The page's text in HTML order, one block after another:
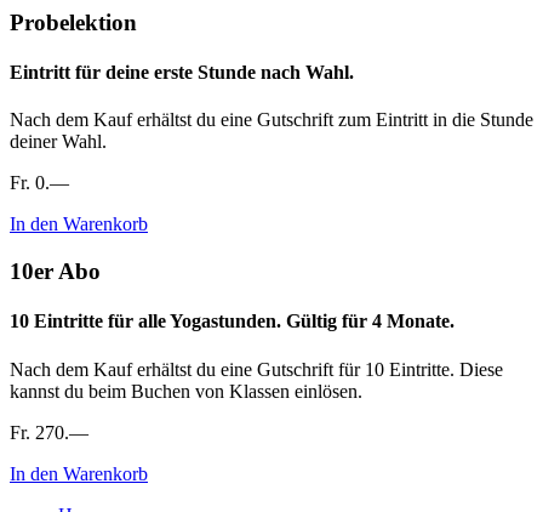
Probelektion
Eintritt für deine erste Stunde nach Wahl.
Nach dem Kauf erhältst du eine Gutschrift zum Eintritt in die Stunde
deiner Wahl.
Fr. 0.—
In den Warenkorb
10er Abo
10 Eintritte für alle Yogastunden. Gültig für 4 Monate.
Nach dem Kauf erhältst du eine Gutschrift für 10 Eintritte. Diese
kannst du beim Buchen von Klassen einlösen.
Fr. 270.—
In den Warenkorb